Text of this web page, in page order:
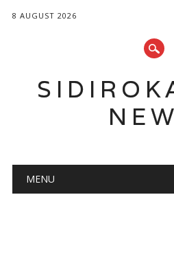
8 AUGUST 2026
Main menu
MENU